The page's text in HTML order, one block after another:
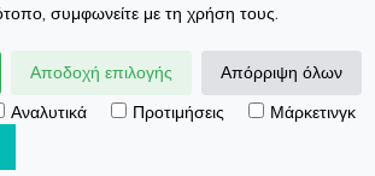
συμφωνείτε με τη χρήση τους.
Αποδοχή επιλογής
Απόρριψη όλων
Αναλυτικά Προτιμήσεις Μάρκετινγκ